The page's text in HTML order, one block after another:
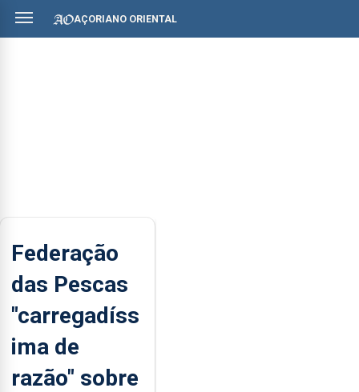
AÇORIANO ORIENTAL
Federação
das Pescas
"carregadíss
ima de
razão" sobre